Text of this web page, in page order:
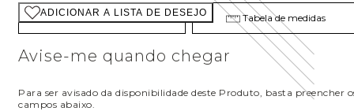
Descubra seu tamanho Tabela de medidas
ADICIONAR A LISTA DE DESEJO
Avise-me quando chegar
Para ser avisado da disponibilidade deste Produto, basta preencher
campos abaixo.